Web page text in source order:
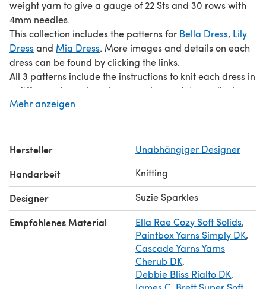
weight yarn to give a gauge of 22 Sts and 30 rows with
4mm needles.
This collection includes the patterns for Bella Dress, Lily
Dressand Mia Dress. More images and details on each
dress can be found by clicking the links.
All 3 patterns include the instructions to knit each dress in
3 different sleeve lengths - cap sleeves (pictured), short
sleeves and long sleeves
fantastic value E-Book which you can turn to time and
time again as your little one grows.
All of the lace patterns are both charted and fully written
out round-by-round.
Take a look at the matching collection of cardigans in
The Little Princess Cardi Collection E-Bookand the
matching
Bonnet & Booties Setto make some gorgeous
Mehr anzeigen
Hersteller Unabhängiger Designer
Handarbeit Knitting
Designer Suzie Sparkles
Empfohlenes Material Ella Rae Cozy Soft Solids,
Paintbox Yarns Simply DK,
Cascade Yarns Yarns
Cherub DK,
Debbie Bliss Rialto DK,